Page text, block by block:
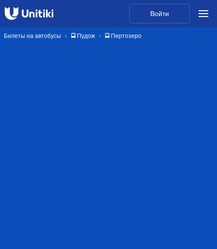
Войти
Билеты на автобусы 🚍 Пудож 🚍 Пертозеро